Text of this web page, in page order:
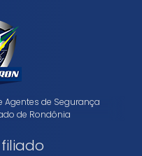
Agentes de Segurança
de Rondônia